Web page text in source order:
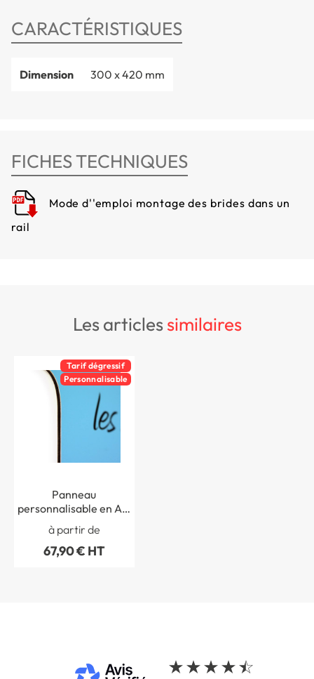
CARACTÉRISTIQUES
Dimension 300 x 420 mm
FICHES TECHNIQUES
Mode d''emploi montage des brides dans un
rail
les articlessimilaires
Tarif dégressif
Personnalisable
Panneau
personnalisable en Alu
à partir de
67,90 € HT